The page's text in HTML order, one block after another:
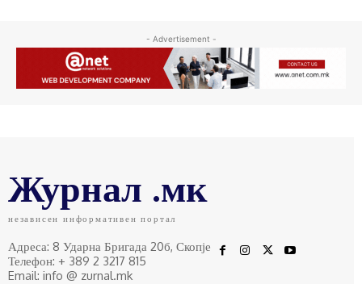
- Advertisement -
Журнал .мк
независен информативен портал
Адреса: 8 Ударна Бригада 20б, Скопје
Телефон: + 389 2 3217 815
Email: info @ zurnal.mk